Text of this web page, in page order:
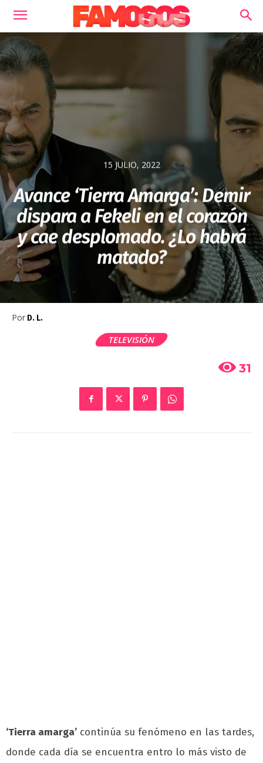
15 JULIO, 2022
Avance ‘Tierra Amarga’: Demir
dispara a Fekeli en el corazón
y cae desplomado. ¿Lo habrá
matado?
Por D. L.
TELEVISIÓN
31
‘Tierra amarga’ continúa su fenómeno en las tardes,
donde cada día se encuentra entro lo más visto de